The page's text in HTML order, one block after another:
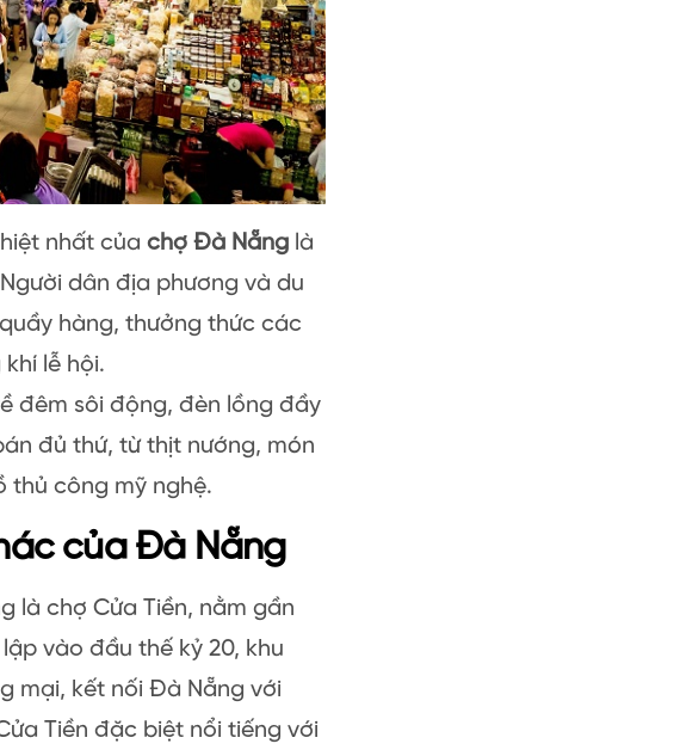
nhất của chợ Đà Nẵng là
dân địa phương và du
hàng, thưởng thức các
lễ hội.
đêm sôi động, đèn lồng đầy
đủ thứ, từ thịt nướng, món
thủ công mỹ nghệ.
của Đà Nẵng
là chợ Cửa Tiền, nằm gần
vào đầu thế kỷ 20, khu
mại, kết nối Đà Nẵng với
Tiền đặc biệt nổi tiếng với